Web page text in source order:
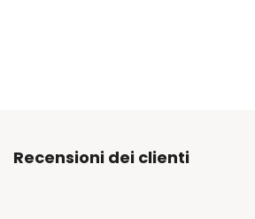
Recensioni dei clienti